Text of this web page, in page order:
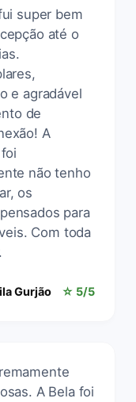
super bem
até o
e agradável
de
A
não tenho
os
para
Com toda
Gurjão ☆ 5/5
A Bela foi